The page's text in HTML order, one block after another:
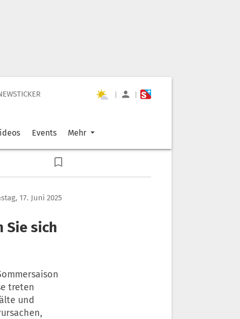
| |
Events Mehr
17. Juni 2025
Sie sich
treten
und